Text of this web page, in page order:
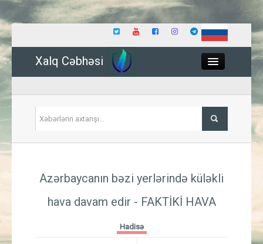
Xalq Cəbhəsi
İqtisadiyyat
Azərbaycanın bəzi yerlərində küləkli
hava davam edir - FAKTİKİ HAVA
Hadisə